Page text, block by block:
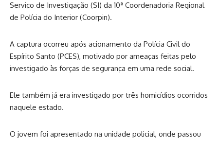
Serviço de Investigação (SI) da 10ª Coordenadoria Regional
de Polícia do Interior (Coorpin).
A captura ocorreu após acionamento da Polícia Civil do
Espírito Santo (PCES), motivado por ameaças feitas pelo
investigado às forças de segurança em uma rede social.
Ele também já era investigado por três homicídios ocorridos
naquele estado.
O jovem foi apresentado na unidade policial, onde passou